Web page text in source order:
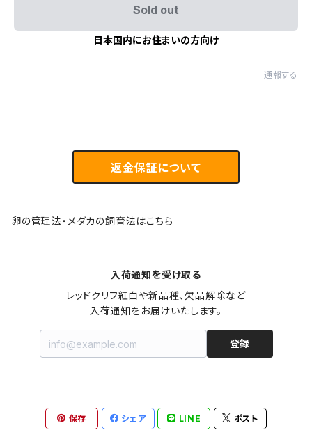
Sold out
日本国内にお住まいの方向け
通報する
返金保証について
卵の管理法・メダカの飼育法はこちら
入荷通知を受け取る
レッドクリフ紅白や新品種、欠品解除など
入荷通知をお届けいたします。
登録
保存 シェア LINE ポスト